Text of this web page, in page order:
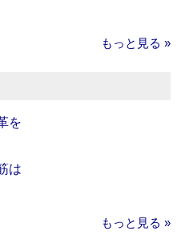
もっと見る »
を
は
もっと見る »